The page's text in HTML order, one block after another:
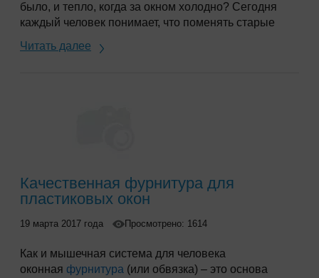
было, и тепло, когда за окном холодно? Сегодня
каждый человек понимает, что поменять старые
серьезное, требует тщательного подхода к выбору
Читать далее
Качественная фурнитура для
пластиковых окон
19 марта 2017 года Просмотрено: 1614
Как и мышечная система для человека
оконная фурнитура (или обвязка) – это основа